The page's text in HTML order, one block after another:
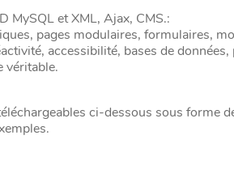
MySQL et XML, Ajax, CMS.:
pages modulaires, formulaires,
accessibilité, bases de
véritable.
ci-dessous sous forme